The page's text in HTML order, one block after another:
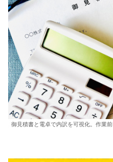
御見積書と電卓で内訳を可視化。作業前